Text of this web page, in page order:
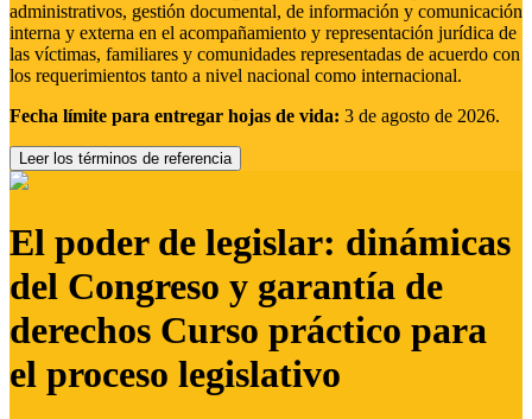
administrativos, gestión documental, de información y comunicación
interna y externa en el acompañamiento y representación jurídica de
las víctimas, familiares y comunidades representadas de acuerdo con
los requerimientos tanto a nivel nacional como internacional.
Fecha límite para entregar hojas de vida: 3 de agosto de 2026.
Leer los términos de referencia
El poder de legislar: dinámicas
del Congreso y garantía de
derechos Curso práctico para
el proceso legislativo